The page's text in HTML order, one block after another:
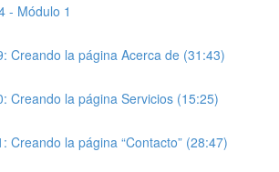
- Módulo 1
Creando la página Acerca de (31:43)
Creando la página Servicios (15:25)
Creando la página “Contacto” (28:47)